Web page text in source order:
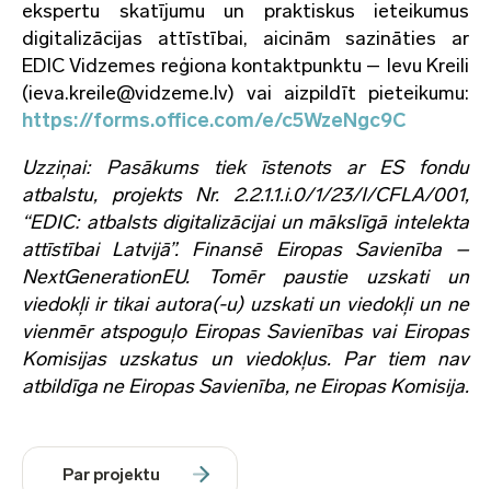
ekspertu skatījumu un praktiskus ieteikumus
digitalizācijas attīstībai, aicinām sazināties ar
EDIC Vidzemes reģiona kontaktpunktu – Ievu Kreili
(ieva.kreile@vidzeme.lv) vai aizpildīt pieteikumu:
https://forms.office.com/e/c5WzeNgc9C
Uzziņai: Pasākums tiek īstenots ar ES fondu
atbalstu, projekts Nr. 2.2.1.1.i.0/1/23/I/CFLA/001,
“EDIC: atbalsts digitalizācijai un mākslīgā intelekta
attīstībai Latvijā”. Finansē Eiropas Savienība –
NextGenerationEU. Tomēr paustie uzskati un
viedokļi ir tikai autora(-u) uzskati un viedokļi un ne
vienmēr atspoguļo Eiropas Savienības vai Eiropas
Komisijas uzskatus un viedokļus. Par tiem nav
atbildīga ne Eiropas Savienība, ne Eiropas Komisija.
Par projektu